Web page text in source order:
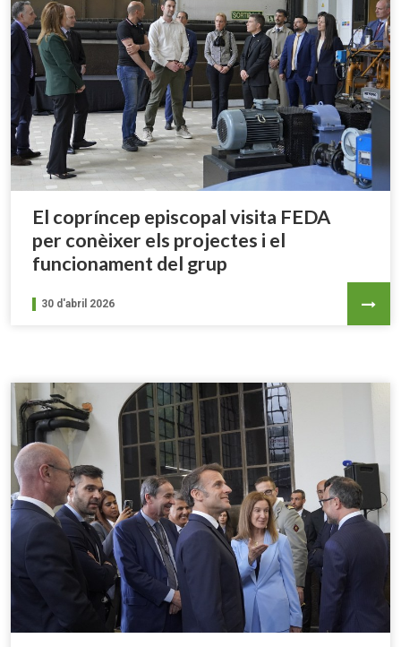
El copríncep episcopal visita FEDA
per conèixer els projectes i el
funcionament del grup
30 d'abril 2026